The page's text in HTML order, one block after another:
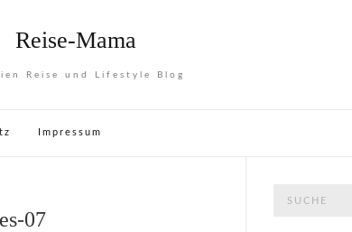
Reise-Mama
Reise und Lifestyle Blog
Impressum
07